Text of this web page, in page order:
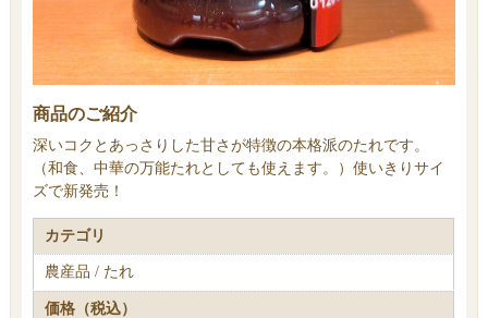
商品のご紹介
深いコクとあっさりした甘さが特徴の本格派のたれです。
（和食、中華の万能たれとしても使えます。）使いきりサイ
ズで新発売！
カテゴリ
農産品 / たれ
価格（税込）